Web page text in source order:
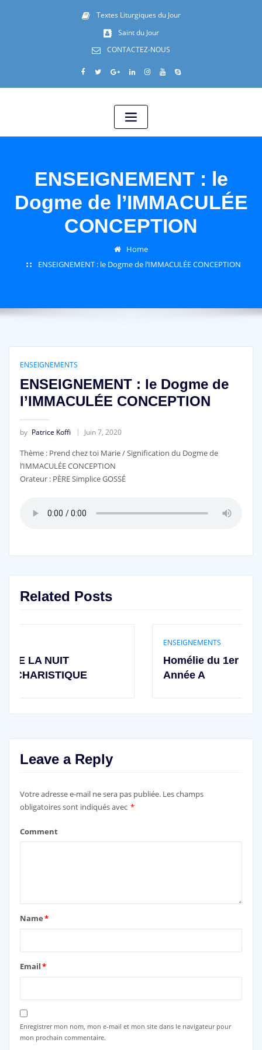
Textes Liturgiques du Jour
Saint du Jour
CONTACTEZ-NOUS
ENSEIGNEMENT : le
Dogme de l’IMMACULÉE
CONCEPTION
Home
ENSEIGNEMENT : le Dogme de l’IMMACULÉE CONCEPTION
ENSEIGNEMENTS
ENSEIGNEMENT : le Dogme de
l’IMMACULÉE CONCEPTION
by Patrice Koffi Juin 7, 2020
Thème : Prend chez toi Marie / Signification du Dogme de
l’IMMACULÉE CONCEPTION
Orateur : PÈRE Simplice GOSSÉ
Related Posts
Homélie du 1er Dimanche de
Année A
Leave a Reply
Votre adresse e-mail ne sera pas publiée. Les champs
obligatoires sont indiqués avec *
Comment
Name*
Email*
Enregistrer mon nom, mon e-mail et mon site dans le navigateur pour
mon prochain commentaire.